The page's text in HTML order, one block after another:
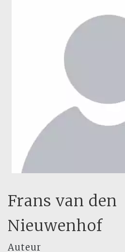
Frans van den
Nieuwenhof
Auteur